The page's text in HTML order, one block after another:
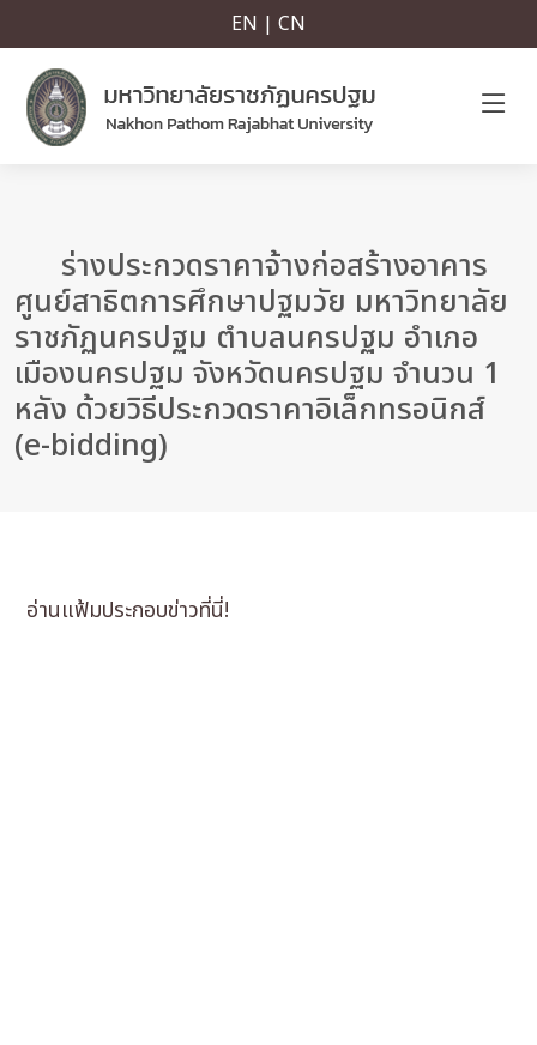
EN | CN
ร่างประกวดราคาจ้างก่อสร้างอาคาร
ศูนย์สาธิตการศึกษาปฐมวัย มหาวิทยาลัย
ราชภัฏนครปฐม ตำบลนครปฐม อำเภอ
เมืองนครปฐม จังหวัดนครปฐม จำนวน 1
หลัง ด้วยวิธีประกวดราคาอิเล็กทรอนิกส์
(e-bidding)
อ่านแฟ้มประกอบข่าวที่นี่!